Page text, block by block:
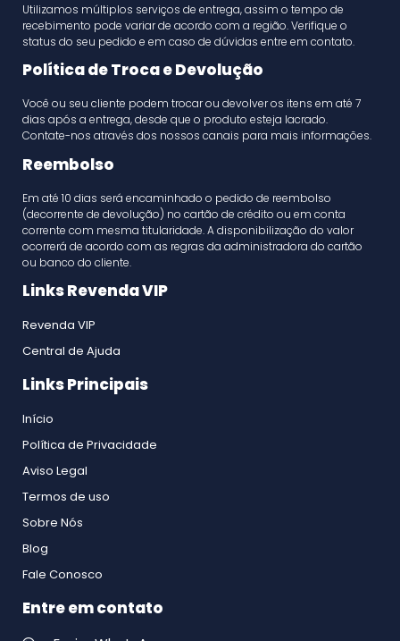
Utilizamos múltiplos serviços de entrega, assim o tempo de
recebimento pode variar de acordo com a região. Verifique o
status do seu pedido e em caso de dúvidas entre em contato.
Política de Troca e Devolução
Você ou seu cliente podem trocar ou devolver os itens em até 7
dias após a entrega, desde que o produto esteja lacrado.
Contate-nos através dos nossos canais para mais informações.
Reembolso
Em até 10 dias será encaminhado o pedido de reembolso
(decorrente de devolução) no cartão de crédito ou em conta
corrente com mesma titularidade. A disponibilização do valor
ocorrerá de acordo com as regras da administradora do cartão
ou banco do cliente.
Links Revenda VIP
Revenda VIP
Central de Ajuda
Links Principais
Início
Política de Privacidade
Aviso Legal
Termos de uso
Sobre Nós
Blog
Fale Conosco
Entre em contato